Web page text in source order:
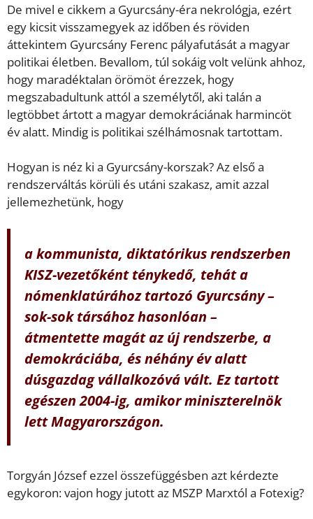
De mivel e cikkem a Gyurcsány-éra nekrológja, ezért
egy kicsit visszamegyek az időben és röviden
áttekintem Gyurcsány Ferenc pályafutását a magyar
politikai életben. Bevallom, túl sokáig volt velünk ahhoz,
hogy maradéktalan örömöt érezzek, hogy
megszabadultunk attól a személytől, aki talán a
legtöbbet ártott a magyar demokráciának harmincöt
év alatt. Mindig is politikai szélhámosnak tartottam.
Hogyan is néz ki a Gyurcsány-korszak? Az első a
rendszerváltás körüli és utáni szakasz, amit azzal
jellemezhetünk, hogy
a kommunista, diktatórikus rendszerben
KISZ-vezetőként ténykedő, tehát a
nómenklatúrához tartozó Gyurcsány –
sok-sok társához hasonlóan –
átmentette magát az új rendszerbe, a
demokráciába, és néhány év alatt
dúsgazdag vállalkozóvá vált. Ez tartott
egészen 2004-ig, amikor miniszterelnök
lett Magyarországon.
Torgyán József ezzel összefüggésben azt kérdezte
egykoron: vajon hogy jutott az MSZP Marxtól a Fotexig?